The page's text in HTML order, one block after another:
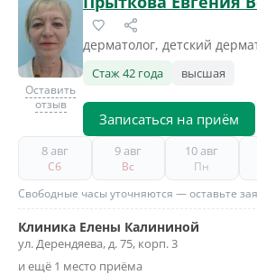
Оставить
отзыв
дерматолог, детский
Стаж 42 года высшая
Записаться на приём
8 авг
Сб
9 авг
Вс
10 авг
Пн
Свободные часы уточняются — оставьте
Клиника Елены Калининой
ул. Дерендяева, д. 75, корп. 3
и ещё 1 место приёма